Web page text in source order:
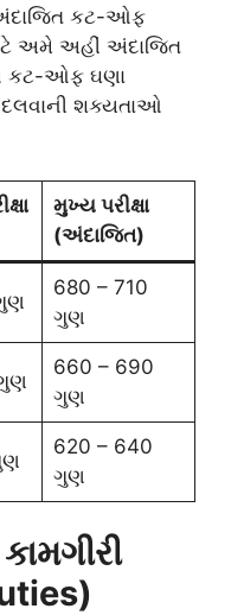
કટ-ઓફ
અમે અહીં અંદાજિત
કટ-ઓફ ઘણા
શક્યતાઓ
મુખ્ય પરીક્ષા
(અંદાજિત)
680 – 710
ગુણ
660 – 690
ગુણ
620 – 640
ગુણ